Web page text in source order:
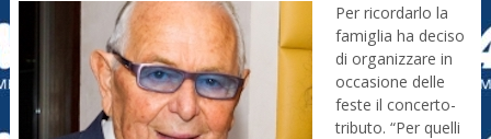
Per ricordarlo la
famiglia ha deciso
di organizzare in
occasione delle
feste il concerto-
tributo. “Per quelli